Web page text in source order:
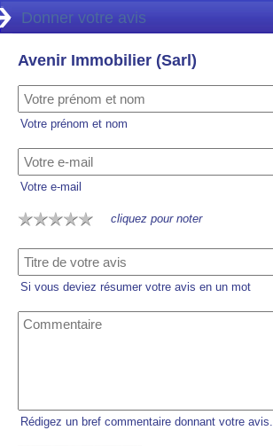
Donner votre avis
Avenir Immobilier (Sarl)
Votre prénom et nom
Votre e-mail
cliquez pour noter
Si vous deviez résumer votre avis en un mot
Rédigez un bref commentaire donnant votre avis.